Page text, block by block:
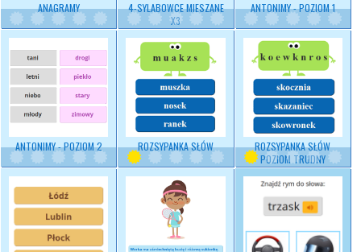
ANAGRAMY
4-SYLABOWCE MIESZANE
X3
ANTONIMY - POZIOM 1
ANTONIMY - POZIOM 2 ROZSYPANKA SŁÓW
ROZSYPANKA SŁÓW
POZIOM TRUDNY